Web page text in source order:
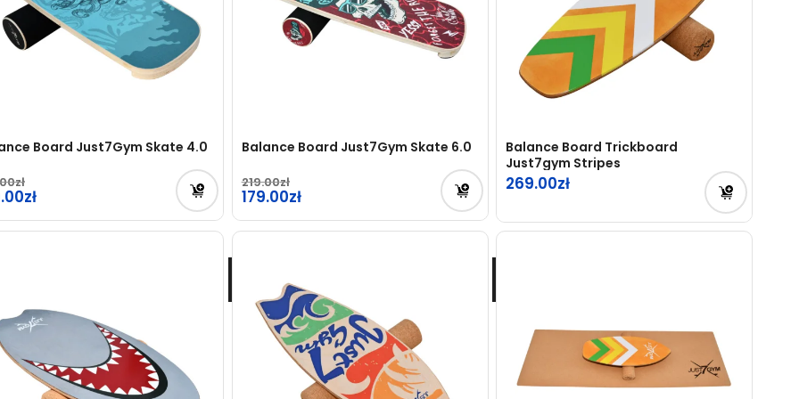
Board Just7Gym Skate 4.0 Balance Board Just7Gym Skate 6.0
219.00
Pierwotna
cena
wynosiła:
179.00
Aktualna
179.00zł.
Balance Board Trickboard
Just7gym Stripes
269.00